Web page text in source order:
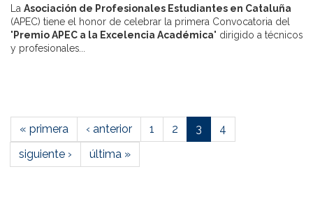
La Asociación de Profesionales Estudiantes en Cataluña
(APEC) tiene el honor de celebrar la primera Convocatoria del
"Premio APEC a la Excelencia Académica" dirigido a técnicos
y profesionales...
« primera ‹ anterior 1 2 3
4
siguiente ›
última »